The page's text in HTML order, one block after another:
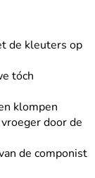
de kleuters op
tóch
klompen
door de
de componist